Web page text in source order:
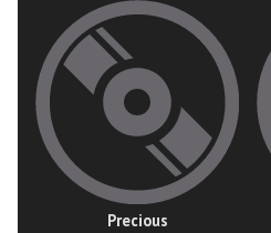
Precious